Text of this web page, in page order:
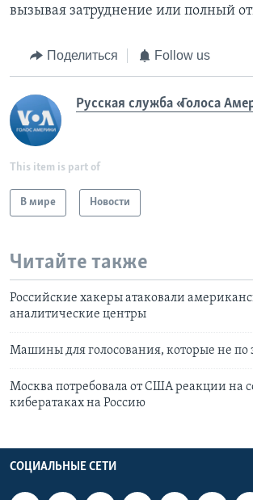
вызывая затруднение или полный
Поделиться Follow us
Русская служба «Голоса
This item is part of
В мире Новости
Читайте также
Российские хакеры атаковали
аналитические центры
Машины для голосования, которые не по
Москва потребовала от США реакции на
кибератаках на Россию
СОЦИАЛЬНЫЕ СЕТИ